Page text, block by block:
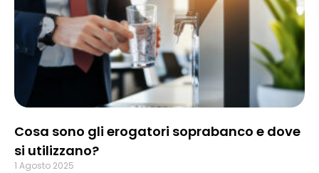
Cosa sono gli erogatori soprabanco e dove
si utilizzano?
1 Agosto 2025